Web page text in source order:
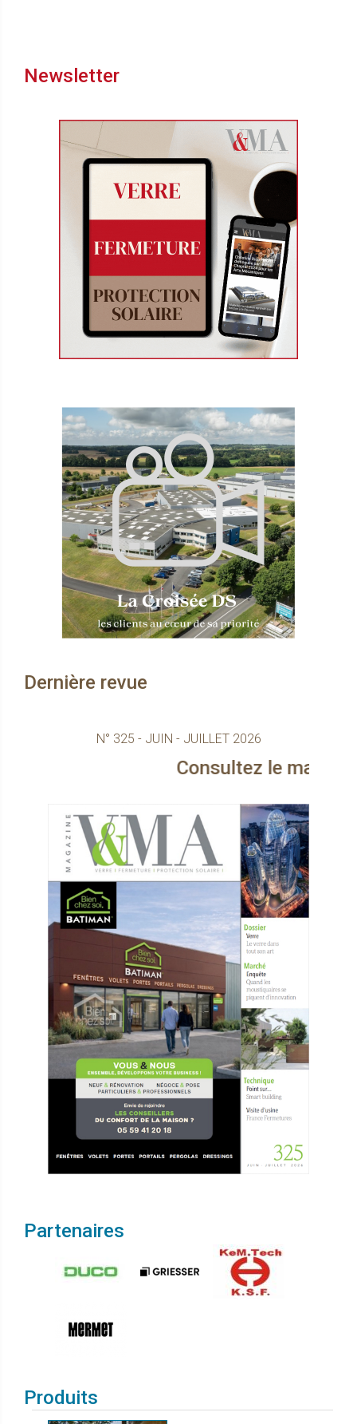
Newsletter
Dernière revue
N° 325 - JUIN - JUILLET 2026
Consultez le magazine
Partenaires
Produits